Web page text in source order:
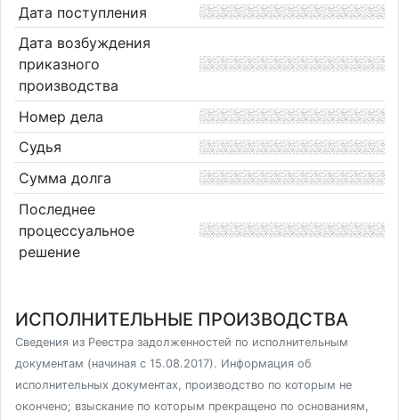
Дата поступления
Дата возбуждения
приказного
производства
Номер дела
Судья
Сумма долга
Последнее
процессуальное
решение
ИСПОЛНИТЕЛЬНЫЕ ПРОИЗВОДСТВА
Сведения из Реестра задолженностей по исполнительным
документам (начиная с 15.08.2017). Информация об
исполнительных документах, производство по которым не
окончено; взыскание по которым прекращено по основаниям,